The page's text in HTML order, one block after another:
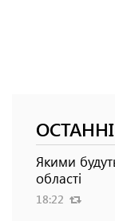
Якими
області
18:22